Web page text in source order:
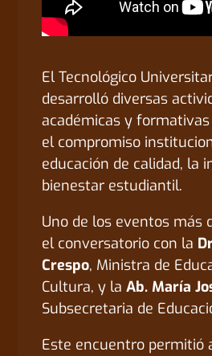
El Tecnológico
desarrolló diversas
académicas y
el compromiso
educación de calidad, la
bienestar estudiantil.
Uno de los eventos más
el conversatorio con la
Crespo, Ministra de
Cultura, y laAb. María
Subsecretaria de
Este encuentro permitió